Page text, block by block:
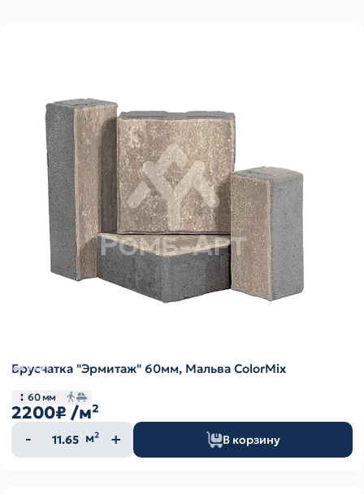
Брусчатка "Эрмитаж" 60мм, Мальва ColorMix
60 мм
2200₽ /м²
Количество
товара
м² В корзину